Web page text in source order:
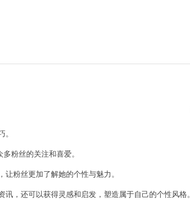
丝的关注和喜爱。
粉丝更加了解她的个性与魅力。
还可以获得灵感和启发，塑造属于自己的个性风格。